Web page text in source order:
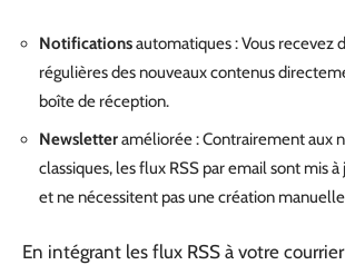
Notificationsautomatiques : Vous recevez
régulières des nouveaux contenus
boîte de réception.
Newsletteraméliorée : Contrairement aux
classiques, les flux RSS par email sont mis
et ne nécessitent pas une création
En intégrant les flux RSS à votre